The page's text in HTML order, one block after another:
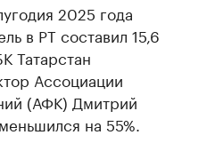
2025 года
в РТ составил 15,6
Татарстан
Ассоциации
(АФК) Дмитрий
на 55%.